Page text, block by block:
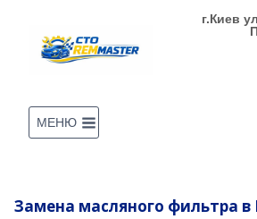
содержимому
г.Киев
МЕНЮ
Замена масляного фильтра